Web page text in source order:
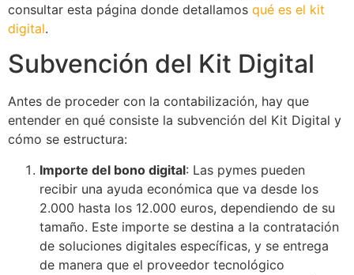
consultar esta página donde detallamos qué es el kit
digital.
Subvención del Kit Digital
Antes de proceder con la contabilización, hay que
entender en qué consiste la subvención del Kit Digital y
cómo se estructura:
Importe del bono digital: Las pymes pueden
recibir una ayuda económica que va desde los
2.000 hasta los 12.000 euros, dependiendo de su
tamaño. Este importe se destina a la contratación
de soluciones digitales específicas, y se entrega
de manera que el proveedor tecnológico